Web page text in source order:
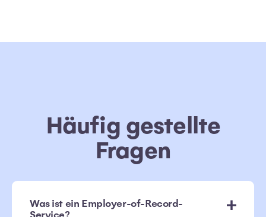
Häufig gestellte
Fragen
Was ist ein Employer-of-Record-